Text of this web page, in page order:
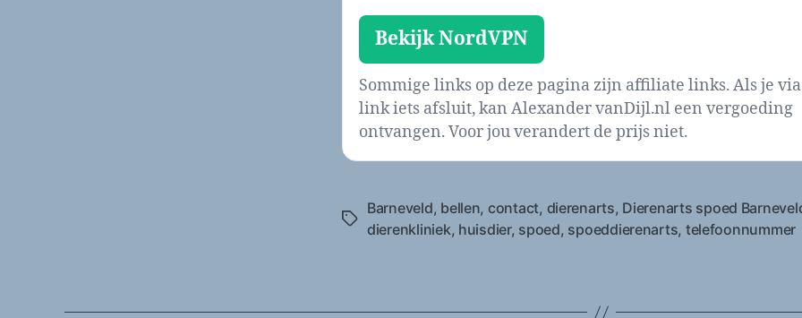
Bekijk NordVPN
Sommige links op deze pagina zijn affiliate links. Als je via
link iets afsluit, kan Alexander vanDijl.nl een vergoeding
ontvangen. Voor jou verandert de prijs niet.
Tags
Barneveld, bellen, contact, dierenarts, Dierenarts spoed
dierenkliniek, huisdier, spoed, spoeddierenarts, telefoonnummer